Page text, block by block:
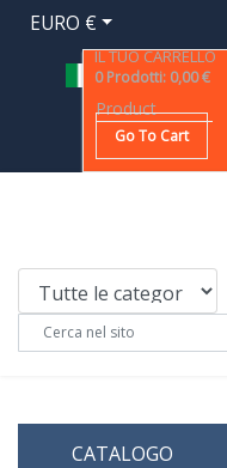
EURO €
IL TUO CARRELLO
0 Prodotti: 0,00 €
Product
Go To Cart
CATALOGO